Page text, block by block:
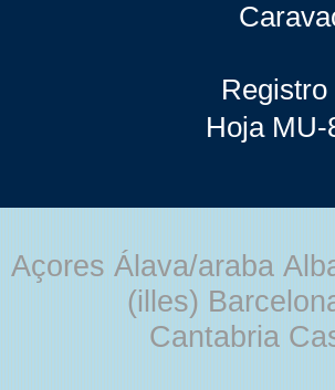
Hoja
Açores Álava/araba
(illes)
Cantabria